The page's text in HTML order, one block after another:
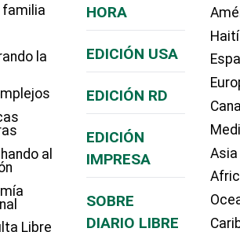
familia
la
al
Libre
HORA
EDICIÓN USA
EDICIÓN RD
EDICIÓN
IMPRESA
SOBRE
DIARIO LIBRE
Haití
Asia